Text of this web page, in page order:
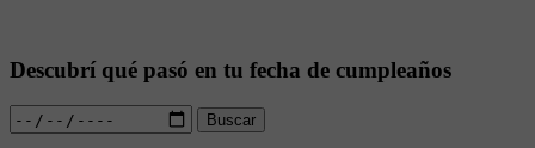
Descubrí qué pasó en tu fecha de cumpleaños
Buscar